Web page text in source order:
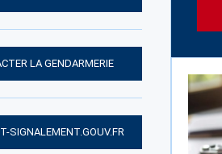
LA GENDARMERIE
SIGNALEMENT.GOUV.FR